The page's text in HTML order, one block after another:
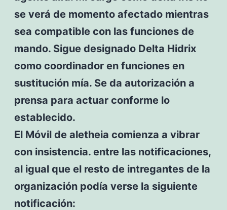
se verá de momento afectado mientras
sea compatible con las funciones de
mando. Sigue designado Delta Hidrix
como coordinador en funciones en
sustitución mía. Se da autorización a
prensa para actuar conforme lo
establecido.
El Móvil de aletheia comienza a vibrar
con insistencia. entre las notificaciones,
al igual que el resto de intregantes de la
organización podía verse la siguiente
notificación: